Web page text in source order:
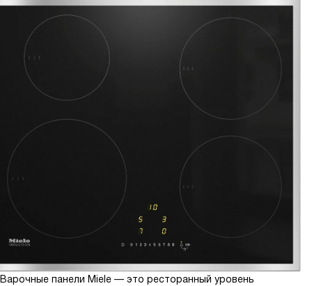
Варочные панели Miele — это ресторанный уровень